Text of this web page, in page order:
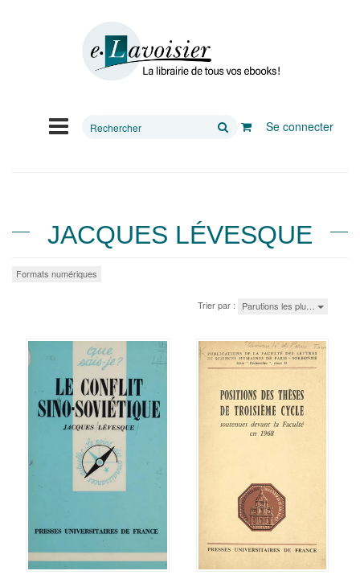
Rechercher
Se connecter
JACQUES LÉVESQUE
Formats numériques
Trier par : Parutions les plu…